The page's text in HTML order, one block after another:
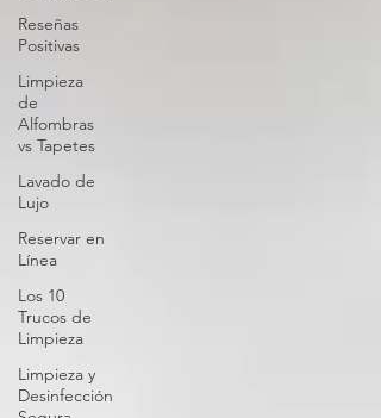
Reseñas
Positivas
Limpieza
de
Alfombras
vs Tapetes
Lavado de
Lujo
Reservar en
Línea
Los 10
Trucos de
Limpieza
Limpieza y
Desinfección